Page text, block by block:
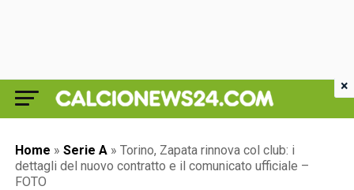
Home » Serie A » Torino, Zapata rinnova col club: i
dettagli del nuovo contratto e il comunicato ufficiale –
FOTO
×